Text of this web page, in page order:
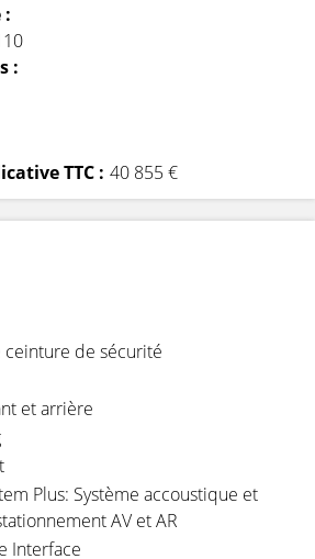
:
:
TTC : 40 855 €
de sécurité
et arrière
Plus: Système accoustique et
AV et AR
Interface